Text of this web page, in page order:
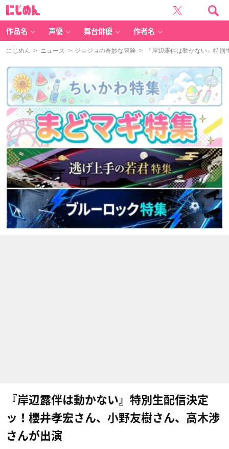
作品名 声優 舞台俳優 作者名
にじめん > ニュース > ジョジョの奇妙な冒険 > 『岸辺露伴は動かない』特別
『岸辺露伴は動かない』特別生配信決定
ッ！櫻井孝宏さん、小野友樹さん、高木渉
さんが出演